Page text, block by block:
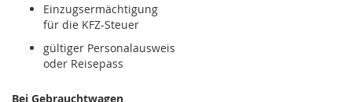
Einzugsermächtigung
für die KFZ-Steuer
gültiger Personalausweis
oder Reisepass
Bei Gebrauchtwagen